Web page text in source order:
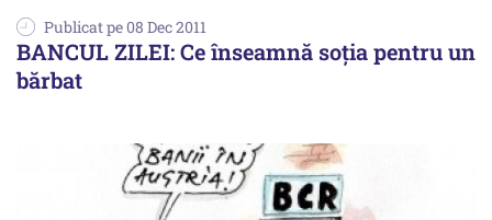
Publicat pe 08 Dec 2011
BANCUL ZILEI: Ce înseamnă soţia pentru un
bărbat